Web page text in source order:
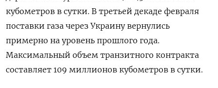
кубометров в сутки. В третьей декаде февраля
поставки газа через Украину вернулись
примерно на уровень прошлого года.
Максимальный объем транзитного контракта
составляет 109 миллионов кубометров в сутки.